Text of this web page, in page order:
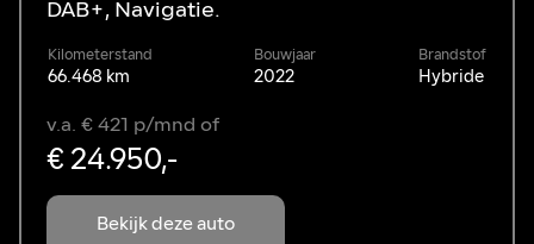
DAB+, Navigatie.
Kilometerstand
66.468 km
Bouwjaar
2022
Brandstof
Hybride
Bekijk deze auto
v.a. € 421 p/mnd of
€ 24.950,-